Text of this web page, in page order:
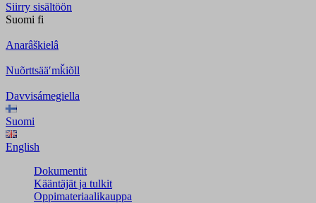
Siirry sisältöön
Suomi fi
Anarâškielâ
Nuõrttsääʹmǩiõll
Davvisámegiella
Suomi
English
Dokumentit
Kääntäjät ja tulkit
Oppimateriaalikauppa